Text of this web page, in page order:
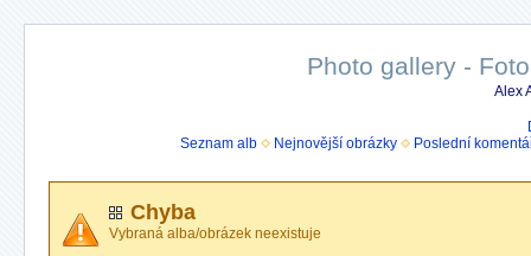
Photo gallery -
Alex
Seznam alb
Nejnovější obrázky Poslední
Chyba
Vybraná alba/obrázek neexistuje